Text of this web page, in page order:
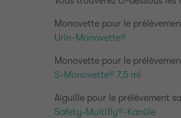
Monovette pour le
Urin-Monovette®
Monovette pour le
S-Monovette® 7,5 ml
Aiguille pour le prélèvement
Safety-Multifly®-Kanüle